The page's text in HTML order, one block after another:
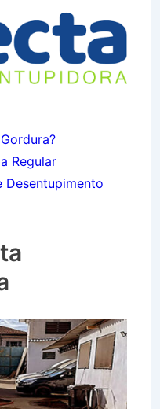
Regular
Desentupimento